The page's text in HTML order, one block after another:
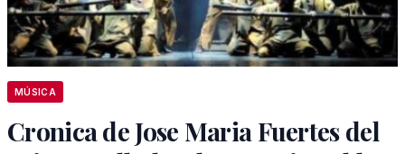
MÚSICA
Cronica de Jose Maria Fuertes del